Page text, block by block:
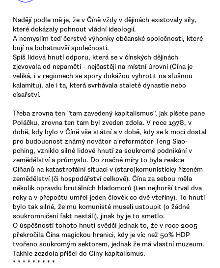
Nadějí podle mě je, že v Číně vždy v dějinách existovaly síly,
které dokázaly pohnout vládní ideologií.
A nemyslím teď čerstvé výhonky občanské společnosti, které
bují na bohatnuvší společnosti.
Spíš lidová hnutí odporu, která se v čínských dějinách
zjevovala od nepaměti - nejčastěji na místní úrovni (Čína je
veliká, i v regionech se spory dokážou vyhrotit na slušnou
kalamitu), ale i ta, která svrhávala staleté dynastie nebo
císařství.
Třeba zrovna ten "tam zavedený kapitalismus", jak píšete pane
Poláčku, zrovna ten tam byl zveden zdola. V roce 1978, v
době, kdy bylo v Číně vše státní a v době, kdy se k moci dostal
pro budoucnost známý novátor a reformátor Teng Siao-
pching, vzniklo silné lidové hnutí za soukromé podnikání v
zemědělství a průmyslu. Do značné míry to byla reakce
Číňanů na katastrofální situaci v (staro)komunisticky řízeném
zemědělství (či hospodářství celkově). Čína za sebou měla
několik opravdu brutálních hladomorů (ten nejhorší trval dva
roky a v přepočtu umřel jeden člověk co dvě vteřiny). To hnutí
bylo tak silné, že mu komunisté museli ustoupit (o žádné
soukromničení fakt nestáli), jinak by je to smetlo.
O úspěšností tohoto hnutí svědčí jednak to, že v roce 2005
překročila Čína magickou hranici, kdy je víc než 50% HDP
tvořeno soukromým sektorem, jednak že má vlastní muzeum.
Takhle zezdola přišel do Číny kapitalismus.
* * * * * * * * *